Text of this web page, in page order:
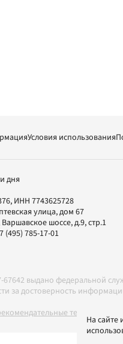
Условия использования
дня
ИНН 7743625728
улица, дом 67
Варшавское шоссе, д.9, стр.1
(495) 785-17-01
выдано федеральной
за достоверность
технологии в
На сайте